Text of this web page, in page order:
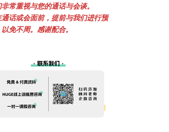
常重视与您的通话与会谈。
通话或会面前，提前与我们进行预
免不周。感谢配合。